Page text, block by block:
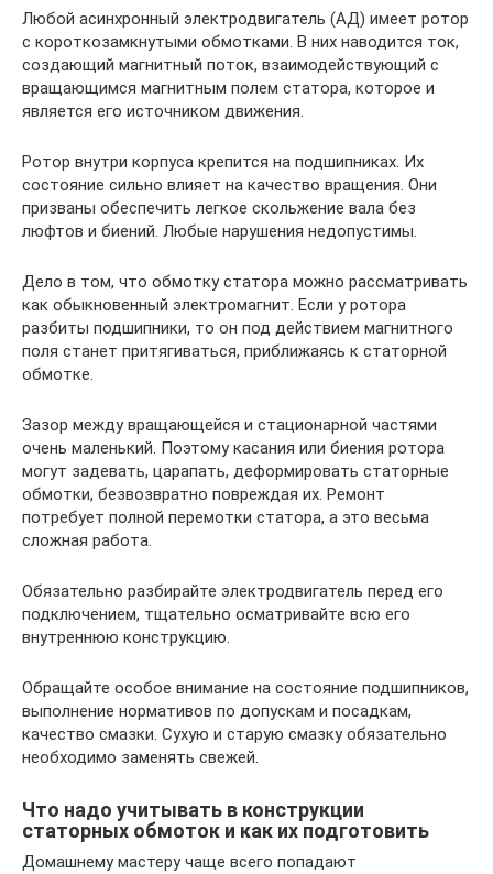
Любой асинхронный электродвигатель (АД) имеет ротор
с короткозамкнутыми обмотками. В них наводится ток,
создающий магнитный поток, взаимодействующий с
вращающимся магнитным полем статора, которое и
является его источником движения.
Ротор внутри корпуса крепится на подшипниках. Их
состояние сильно влияет на качество вращения. Они
призваны обеспечить легкое скольжение вала без
люфтов и биений. Любые нарушения недопустимы.
Дело в том, что обмотку статора можно рассматривать
как обыкновенный электромагнит. Если у ротора
разбиты подшипники, то он под действием магнитного
поля станет притягиваться, приближаясь к статорной
обмотке.
Зазор между вращающейся и стационарной частями
очень маленький. Поэтому касания или биения ротора
могут задевать, царапать, деформировать статорные
обмотки, безвозвратно повреждая их. Ремонт
потребует полной перемотки статора, а это весьма
сложная работа.
Обязательно разбирайте электродвигатель перед его
подключением, тщательно осматривайте всю его
внутреннюю конструкцию.
Обращайте особое внимание на состояние подшипников,
выполнение нормативов по допускам и посадкам,
качество смазки. Сухую и старую смазку обязательно
необходимо заменять свежей.
Что надо учитывать в конструкции
статорных обмоток и как их подготовить
Домашнему мастеру чаще всего попадают